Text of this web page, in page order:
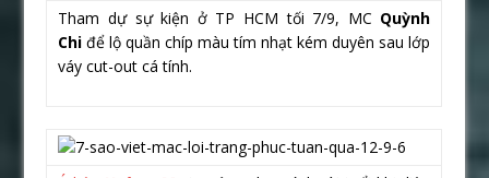
Tham dự sự kiện ở TP HCM tối 7/9, MC Quỳnh
Chiđể lộ quần chíp màu tím nhạt kém duyên sau lớp
váy cut-out cá tính.